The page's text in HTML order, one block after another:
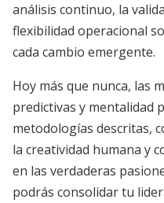
análisis continuo, la
flexibilidad operacional
cada cambio emergente.
Hoy más que nunca, las
predictivas y mentalidad
metodologías descritas,
la creatividad humana y
en las verdaderas
podrás consolidar tu